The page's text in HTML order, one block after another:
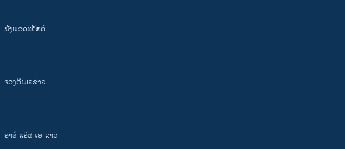
ຟັງພອດແຄັສຕ໌
ຈອງອີເມລຂ່າວ
ອາຣ໌ ແອັຟ ເອ-ລາວ